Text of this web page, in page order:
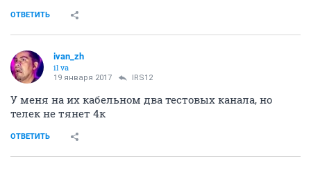
ОТВЕТИТЬ
ivаn_zh
il va
19 января 2017 IRS12
У меня на их кабельном два тестовых канала, но
телек не тянет 4к
ОТВЕТИТЬ